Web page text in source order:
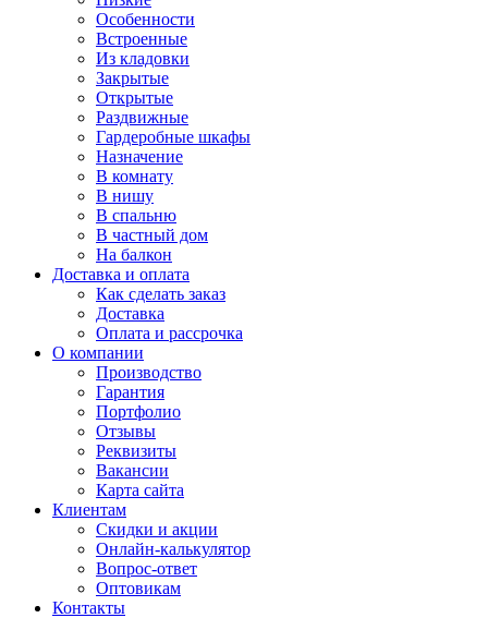
Особенности
Встроенные
Из кладовки
Закрытые
Открытые
Раздвижные
Гардеробные шкафы
Назначение
В комнату
В нишу
В спальню
В частный дом
На балкон
Доставка и оплата
Как сделать заказ
Доставка
Оплата и рассрочка
О компании
Производство
Гарантия
Портфолио
Отзывы
Реквизиты
Вакансии
Карта сайта
Клиентам
Скидки и акции
Онлайн-калькулятор
Вопрос-ответ
Оптовикам
Контакты